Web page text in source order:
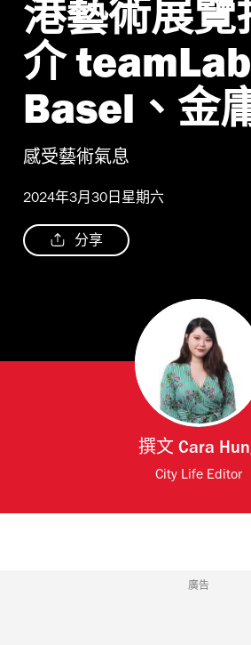
港藝術展覽
介
Basel、金
感受藝術氣息
2024年3月30日星期六
分享
撰文 Cara
City Life Editor
廣告